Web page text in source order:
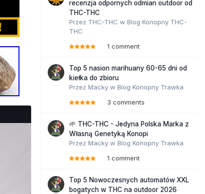
recenzja odpornych odmian outdoor od
THC-THC
Przez THC-THC w Blog Konopny THC-
THC
1 comment
Top 5 nasion marihuany 60-65 dni od
kiełka do zbioru
Przez Macky w Blog Konopny Trawka
3 comments
🌱 THC-THC - Jedyna Polska Marka z
Własną Genetyką Konopi
Przez Macky w Blog Konopny Trawka
1 comment
Top 5 Nowoczesnych automatów XXL
bogatych w THC na outdoor 2026